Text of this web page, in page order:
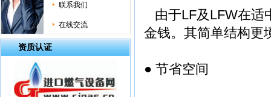
联系我们
在线交流
资质认证
由于LF及LFW在适
金钱。其简单结构更
● 节省空间